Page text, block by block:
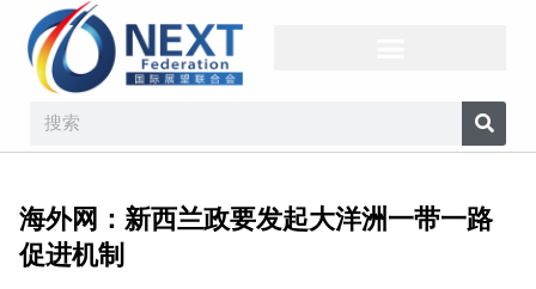
海外网：新西兰政要发起大洋洲一带一路
促进机制